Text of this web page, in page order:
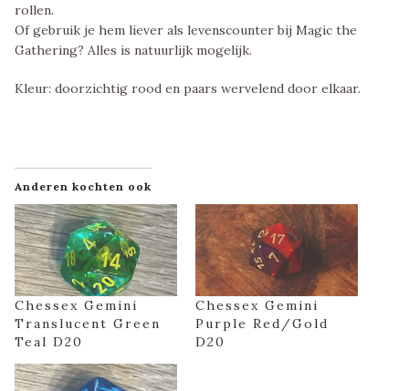
rollen.
Of gebruik je hem liever als levenscounter bij Magic the
Gathering? Alles is natuurlijk mogelijk.
Kleur: doorzichtig rood en paars wervelend door elkaar.
Anderen kochten ook
Chessex Gemini
Translucent Green
Teal D20
Chessex Gemini
Purple Red/Gold
D20